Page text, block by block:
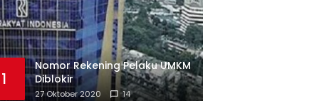
1
Nomor Rekening Pelaku UMKM
Diblokir
27 Oktober 2020 14